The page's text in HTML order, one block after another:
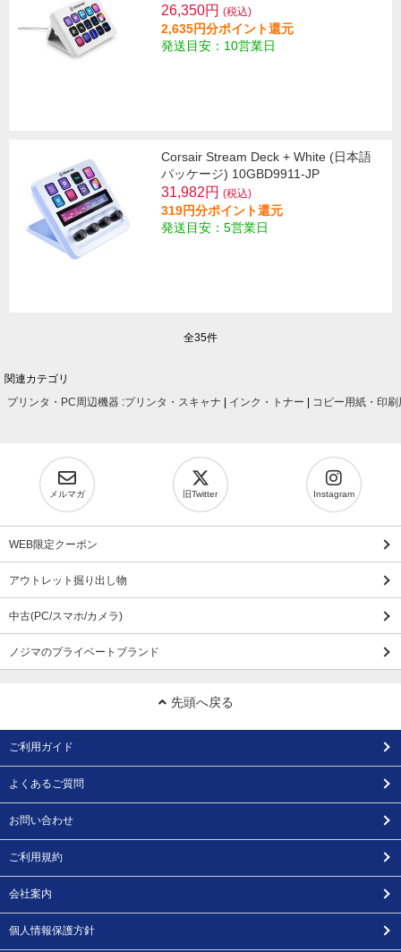
26,350円 (税込)
2,635円分ポイント還元
発送目安：10営業日
Corsair Stream Deck + White (日本語
パッケージ) 10GBD9911-JP
31,982円 (税込)
319円分ポイント還元
発送目安：5営業日
全35件
関連カテゴリ
プリンタ・PC周辺機器 :プリンタ・スキャナ | インク・トナー | コピー用紙・印刷
メルマガ 旧Twitter Instagram
WEB限定クーポン
アウトレット掘り出し物
中古(PC/スマホ/カメラ)
ノジマのプライベートブランド
先頭へ戻る
ご利用ガイド
よくあるご質問
お問い合わせ
ご利用規約
会社案内
個人情報保護方針